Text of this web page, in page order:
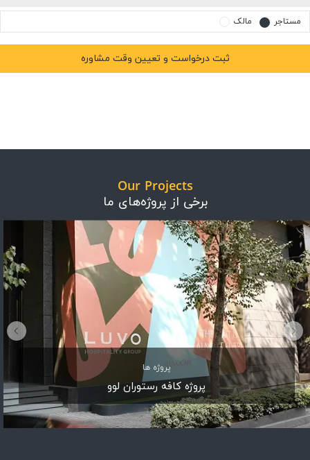
مستاجر مالک
Our Projects
برخی از پروژه‌های ما
پروژه ها
پروژه کافه رستوران لوو